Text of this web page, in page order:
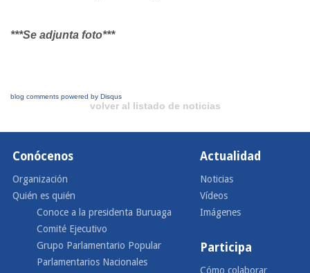
***Se adjunta foto***
blog comments powered by Disqus
volver al listado de noticias
Conócenos
Organización
Quién es quién
Conoce a la presidenta Buruaga
Comité Ejecutivo
Grupo Parlamentario Popular
Parlamentarios Nacionales
Actualidad
Noticias
Vídeos
Imágenes
Participa
Cómo colaborar